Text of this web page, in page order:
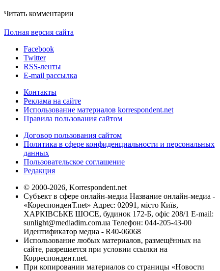
Читать комментарии
Полная версия сайта
Facebook
Twitter
RSS-ленты
E-mail рассылка
Контакты
Реклама на сайте
Использование материалов korrespondent.net
Правила пользования сайтом
Договор пользования сайтом
Политика в сфере конфиденциальности и персональных
данных
Пользовательское соглашение
Редакция
© 2000-2026, Korrespondent.net
Субъект в сфере онлайн-медиа Название онлайн-медиа -
«КореспонденТ.net» Адрес: 02091, місто Київ,
ХАРКІВСЬКЕ ШОСЕ, будинок 172-Б, офіс 208/1 E-mail:
sunlight@mediadim.com.ua Телефон: 044-205-43-00
Идентификатор медиа - R40-06068
Использование любых материалов, размещённых на
сайте, разрешается при условии ссылки на
Корреспондент.net.
При копировании материалов со страницы «Новости